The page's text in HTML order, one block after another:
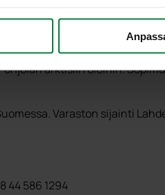
ajatellen antavat
ratkaisujen
arktisiin oloihin.
Varaston sijainti
44 586 1294